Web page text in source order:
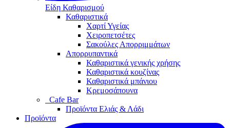
Είδη Καθαρισμού
Καθαριστικά
Χαρτί Υγείας
Χειροπετσέτες
Σακούλες Απορριμμάτων
Απορρυπαντικά
Καθαριστικά γενικής χρήσης
Καθαριστικά κουζίνας
Καθαριστικά μπάνιου
Κρεμοσάπουνα
Cafe Bar
Προϊόντα Ελιάς & Λάδι
Προϊόντα